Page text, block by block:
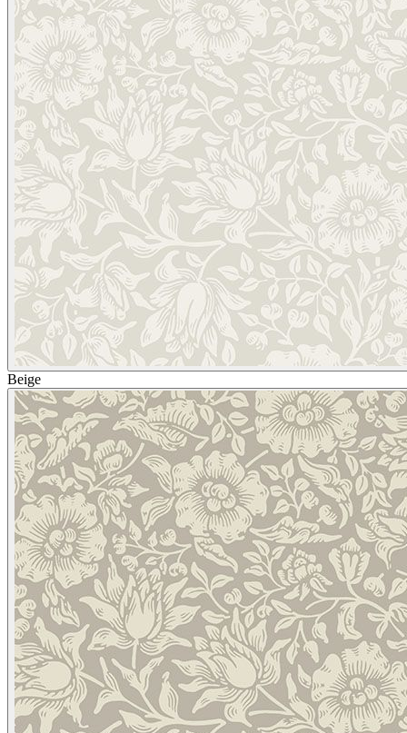
Beige